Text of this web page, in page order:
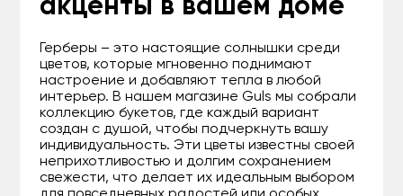
акценты в вашем доме
Герберы – это настоящие солнышки среди
цветов, которые мгновенно поднимают
настроение и добавляют тепла в любой
интерьер. В нашем магазине Guls мы собрали
коллекцию букетов, где каждый вариант
создан с душой, чтобы подчеркнуть вашу
индивидуальность. Эти цветы известны своей
неприхотливостью и долгим сохранением
свежести, что делает их идеальным выбором